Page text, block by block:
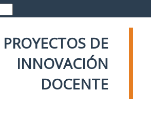
PROYECTOS DE
INNOVACIÓN
DOCENTE